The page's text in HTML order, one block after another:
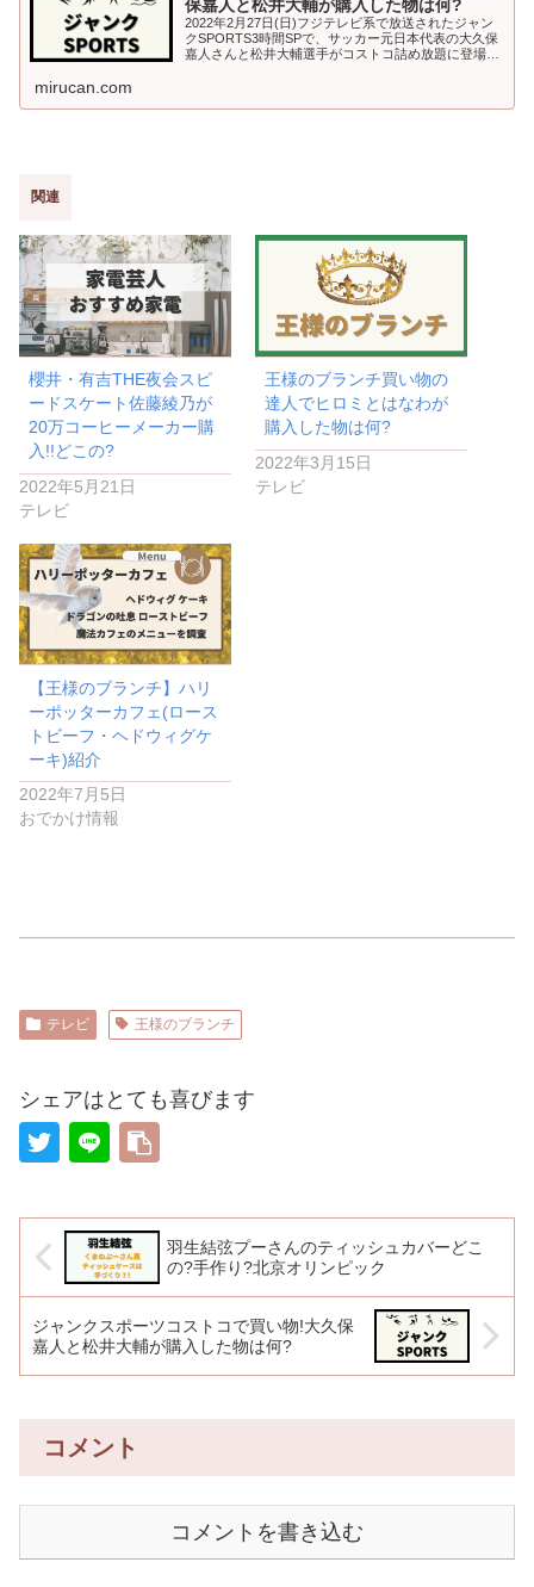
保嘉人と松井大輔が購入した物は何?
2022年2月27日(日)フジテレビ系で放送されたジャン
クSPORTS3時間SPで、サッカー元日本代表の大久保
嘉人さんと松井大輔選手がコストコ詰め放題に登場し
mirucan.com
関連
櫻井・有吉THE夜会スピ
ードスケート佐藤綾乃が
20万コーヒーメーカー購
入!!どこの?
2022年5月21日
テレビ
王様のブランチ買い物の
達人でヒロミとはなわが
購入した物は何?
2022年3月15日
テレビ
【王様のブランチ】ハリ
ーポッターカフェ(ロース
トビーフ・ヘドウィグケ
ーキ)紹介
2022年7月5日
おでかけ情報
テレビ 王様のブランチ
シェアはとても喜びます
羽生結弦プーさんのティッシュカバーどこ
の?手作り?北京オリンピック
ジャンクスポーツコストコで買い物!大久保
嘉人と松井大輔が購入した物は何?
コメント
コメントを書き込む